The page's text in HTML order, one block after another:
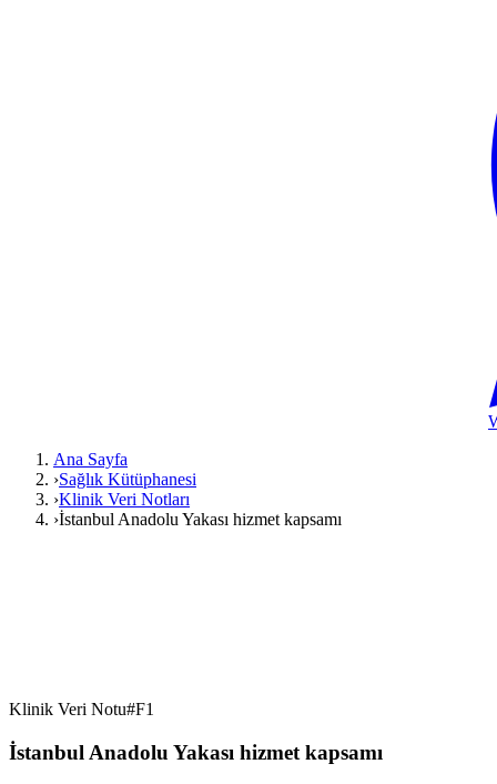
Ana Sayfa
›Sağlık Kütüphanesi
›Klinik Veri Notları
›İstanbul Anadolu Yakası hizmet kapsamı
Klinik Veri Notu#F1
İstanbul Anadolu Yakası hizmet kapsamı